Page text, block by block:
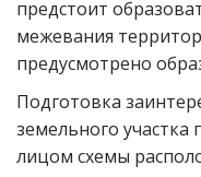
предстоит
межевания
предусмотрено
Подготовка
земельного
лицом схемы